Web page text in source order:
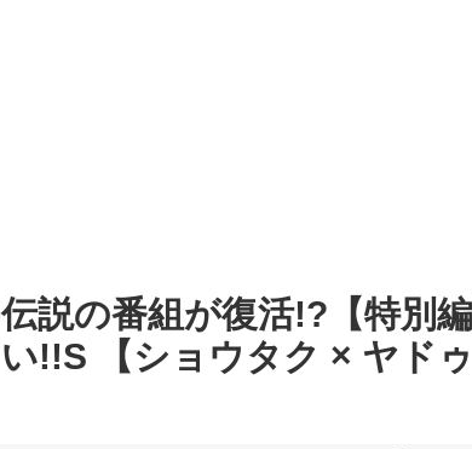
説の番組が復活!?【特別
!!S 【ショウタク × ヤド